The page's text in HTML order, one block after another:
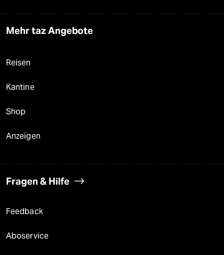
Mehr taz Angebote
Reisen
Kantine
Shop
Anzeigen
Fragen & Hilfe
Feedback
Aboservice